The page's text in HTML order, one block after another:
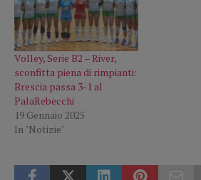
Volley, Serie B2 – River,
sconfitta piena di rimpianti:
Brescia passa 3-1 al
PalaRebecchi
19 Gennaio 2025
In "Notizie"